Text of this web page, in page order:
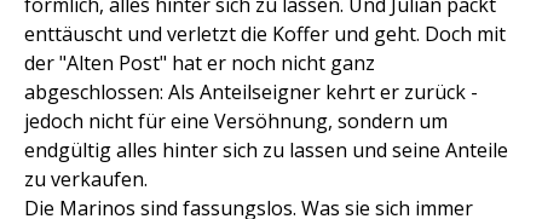
enttäuscht und verletzt die Koffer und geht. Doch mit
der "Alten Post" hat er noch nicht ganz
abgeschlossen: Als Anteilseigner kehrt er zurück -
jedoch nicht für eine Versöhnung, sondern um
endgültig alles hinter sich zu lassen und seine Anteile
zu verkaufen.
Die Marinos sind fassungslos. Was sie sich immer